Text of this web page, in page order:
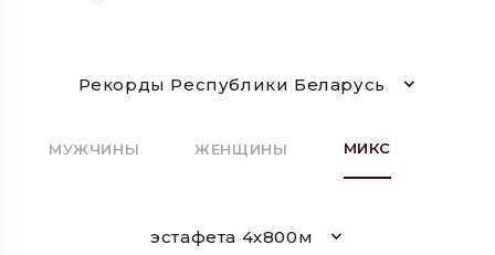
Рекорды Республики Беларусь
МУЖЧИНЫ ЖЕНЩИНЫ МИКС
эстафета 4х800м